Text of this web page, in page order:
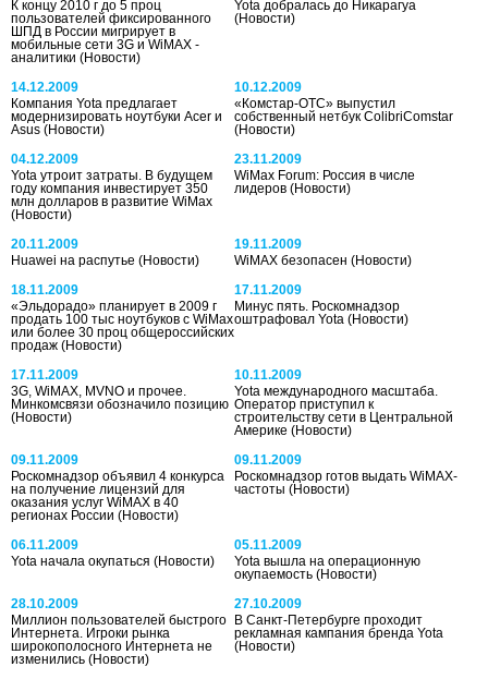
К концу 2010 г до 5 проц
пользователей фиксированного
ШПД в России мигрирует в
мобильные сети 3G и WiMAX -
аналитики (Новости)
Yota добралась до Никарагуа
(Новости)
14.12.2009
Компания Yota предлагает
модернизировать ноутбуки Acer и
Asus (Новости)
10.12.2009
«Комстар-ОТС» выпустил
собственный нетбук ColibriComstar
(Новости)
04.12.2009
Yota утроит затраты. В будущем
году компания инвестирует 350
млн долларов в развитие WiMax
(Новости)
23.11.2009
WiMax Forum: Россия в числе
лидеров(Новости)
20.11.2009
Huawei на распутье (Новости)
19.11.2009
WiMAX безопасен(Новости)
18.11.2009
«Эльдорадо» планирует в 2009 г
продать 100 тыс ноутбуков с WiMax
или более 30 проц общероссийских
продаж (Новости)
17.11.2009
Минус пять. Роскомнадзор
оштрафовал Yota(Новости)
17.11.2009
3G, WiMAX, MVNO и прочее.
Минкомсвязи обозначило позицию
(Новости)
10.11.2009
Yota международного масштаба.
Оператор приступил к
строительству сети в Центральной
Америке(Новости)
09.11.2009
Роскомнадзор объявил 4 конкурса
на получение лицензий для
оказания услуг WiMAX в 40
регионах России (Новости)
09.11.2009
Роскомнадзор готов выдать WiMAX-
частоты(Новости)
06.11.2009
Yota начала окупаться (Новости)
05.11.2009
Yota вышла на операционную
окупаемость(Новости)
28.10.2009
Миллион пользователей быстрого
Интернета. Игроки рынка
широкополосного Интернета не
изменились (Новости)
27.10.2009
В Санкт-Петербурге проходит
рекламная кампания бренда Yota
(Новости)